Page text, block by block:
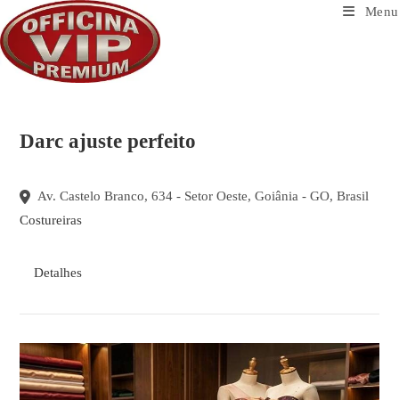
para
o
conteúdo
Menu
Darc ajuste perfeito
Av. Castelo Branco, 634 - Setor Oeste, Goiânia - GO, Brasil
Costureiras
Detalhes